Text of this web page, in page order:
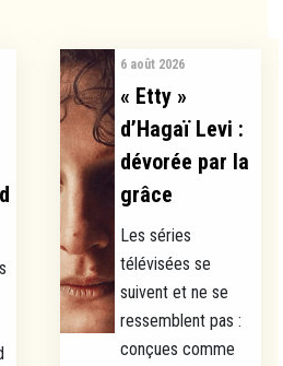
6 août 2026
« Etty »
d’Hagaï Levi :
dévorée par la
grâce
Les séries
télévisées se
suivent et ne se
ressemblent pas :
conçues comme